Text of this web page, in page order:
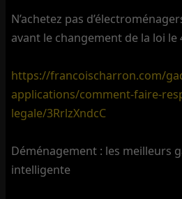
N’achetez pas
avant le changement de la loi le
https://francoischarron.com/
applications/comment-faire-
legale/3RrlzXndcC
Déménagement : les meilleurs
intelligente